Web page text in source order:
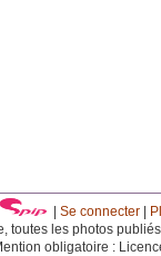
Se connecter|
toutes les photos
obligatoire :